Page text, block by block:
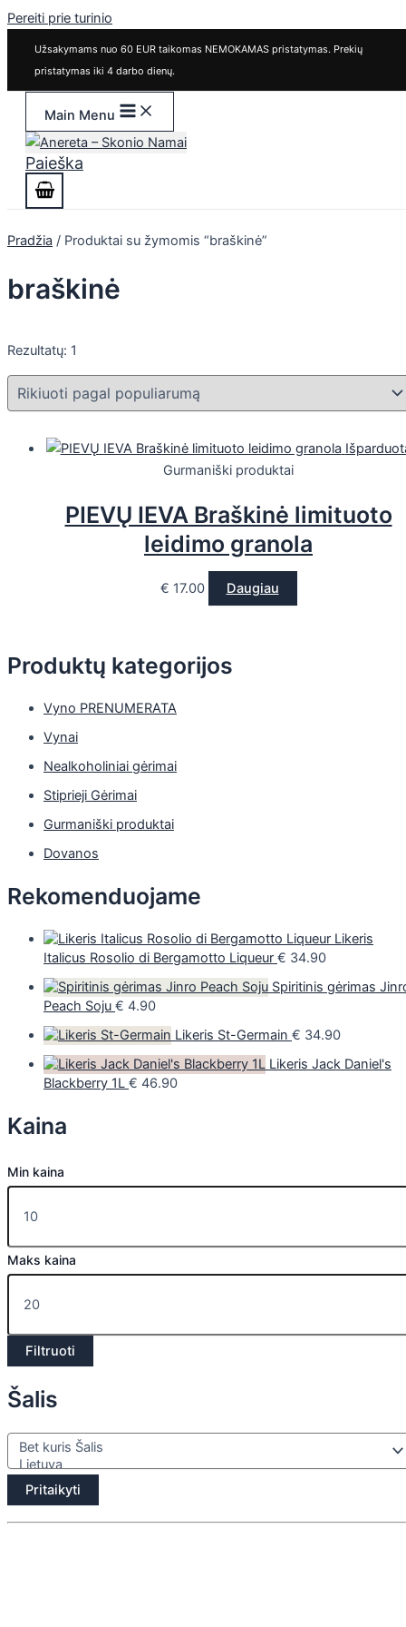
Pereiti prie turinio
Užsakymams nuo 60 EUR taikomas NEMOKAMAS pristatymas. Prekių
pristatymas iki 4 darbo dienų.
Main Menu
Paieška
Produktų kategorijos
Vyno PRENUMERATA
Vynai
Nealkoholiniai gėrimai
Stiprieji Gėrimai
Gurmaniški produktai
Dovanos
Rekomenduojame
Likeris
Italicus Rosolio di Bergamotto Liqueur € 34.90
Spiritinis gėrimas
Peach Soju € 4.90
Likeris St-Germain € 34.90
Likeris Jack Daniel's
Blackberry 1L € 46.90
Kaina
Min kaina
Maks kaina
Filtruoti
Šalis
Pritaikyti
Pradžia / Produktai su žymomis “braškinė”
braškinė
Rezultatų: 1
Gurmaniški produktai
PIEVŲ IEVA Braškinė limituoto
leidimo granola
€ 17.00 Daugiau